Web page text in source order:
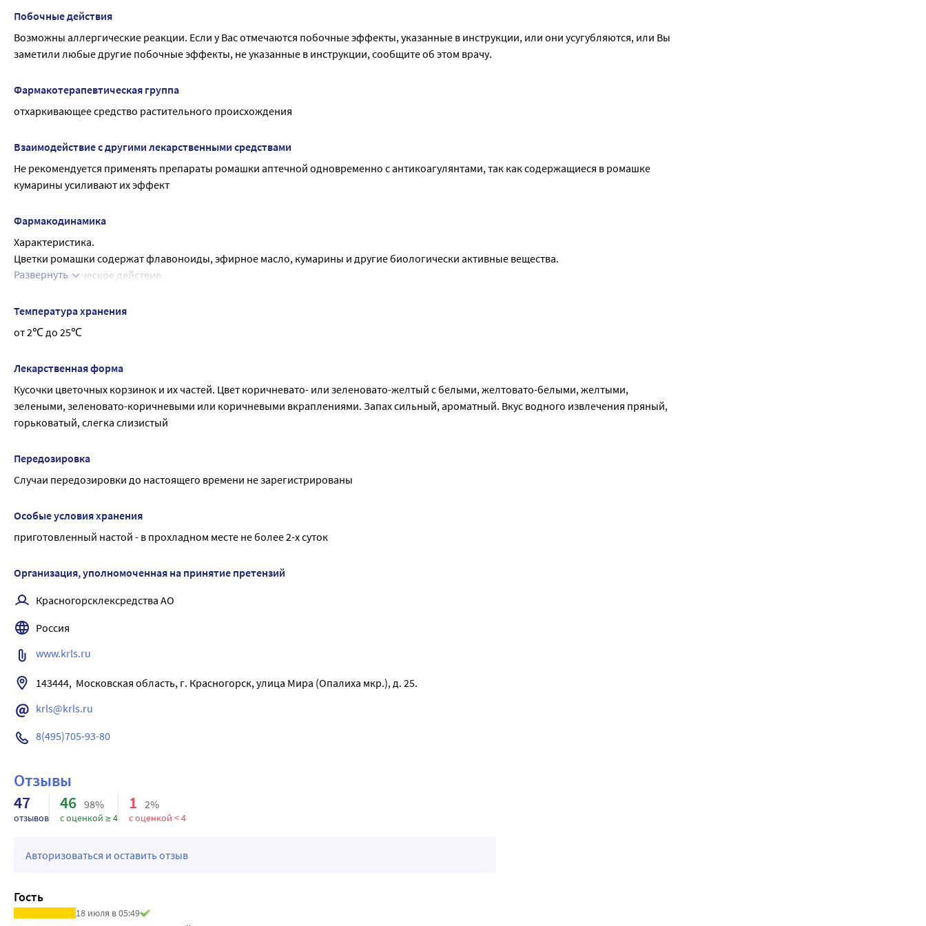
Побочные действия
Возможны аллергические реакции. Если у Вас отмечаются побочные эффекты, указанные в инструкции, или они усугубляются, или Вы
заметили любые другие побочные эффекты, не указанные в инструкции, сообщите об этом врачу.
Фармакотерапевтическая группа
отхаркивающее средство растительного происхождения
Взаимодействие с другими лекарственными средствами
Не рекомендуется применять препараты ромашки аптечной одновременно с антикоагулянтами, так как содержащиеся в ромашке
кумарины усиливают их эффект
Фармакодинамика
Характеристика.
Цветки ромашки содержат флавоноиды, эфирное масло, кумарины и другие биологически активные вещества.
Фармакологическое действие.
процессы брожения в кишечнике, повышает секрецию пищеварительных желез.
Развернуть
Температура хранения
от 2℃ до 25℃
Лекарственная форма
Кусочки цветочных корзинок и их частей. Цвет коричневато- или зеленовато-желтый с белыми, желтовато-белыми, желтыми,
зелеными, зеленовато-коричневыми или коричневыми вкраплениями. Запах сильный, ароматный. Вкус водного извлечения пряный,
горьковатый, слегка слизистый
Передозировка
Случаи передозировки до настоящего времени не зарегистрированы
Особые условия хранения
приготовленный настой - в прохладном месте не более 2-х суток
Организация, уполномоченная на принятие претензий
Красногорсклексредства АО
Россия
www.krls.ru
krls@krls.ru
8(495)705-93-80
Отзывы
47
отзывов
46 98%
с оценкой ≥ 4
1 2%
с оценкой < 4
Авторизоваться и оставить отзыв
Гость
18 июля в 05:49